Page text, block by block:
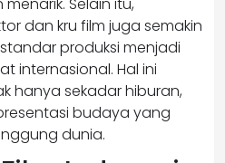
Selain itu,
dan kru film juga semakin
produksi menjadi
internasional. Hal ini
hanya sekadar hiburan,
budaya yang
dunia.